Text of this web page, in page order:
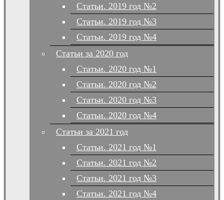
Статьи. 2019 год №2
Статьи. 2019 год №3
Статьи. 2019 год №4
Статьи за 2020 год
Статьи. 2020 год №1
Статьи. 2020 год №2
Статьи. 2020 год №3
Статьи. 2020 год №4
Статьи за 2021 год
Статьи. 2021 год №1
Статьи. 2021 год №2
Статьи. 2021 год №3
Статьи. 2021 год №4